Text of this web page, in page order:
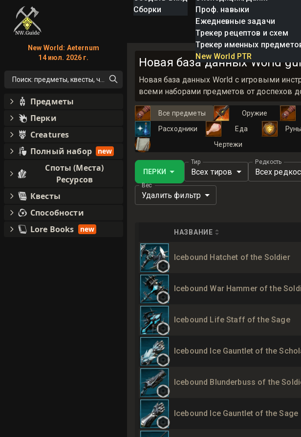
Сборки
Проф. навыки
Ежедневные задачи
Трекер рецептов и схем
Трекер именных
New World PTR
Новая база данных World
Новая база данных World с игровыми
всеми наборами предметов от доспехов
Все предметы Оружие
Расходники
Еда
Чертежи
ПЕРКИ
Тир
Всех тиров
Редкость
Всех
Вес
Удалить фильтр
НАЗВАНИЕ
Icebound Hatchet of the Soldier
Icebound War Hammer of the
Icebound Life Staff of the Sage
Icebound Ice Gauntlet of the
Icebound Blunderbuss of the
Icebound Ice Gauntlet of the Sage
New World: Aeternum
14 июл. 2026 г.
Поиск: предметы, квесты, что угодно!
Предметы
Перки
Creatures
Полный набор
new
Споты (Места)
Ресурсов
Квесты
Способности
Lore Books
new